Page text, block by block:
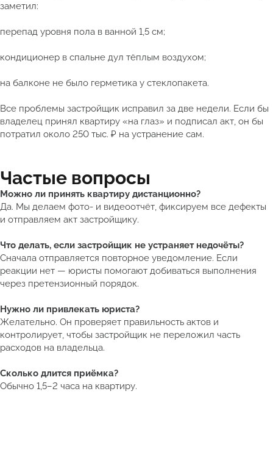
заметил:
перепад уровня пола в ванной 1,5 см;
кондиционер в спальне дул тёплым воздухом;
на балконе не было герметика у стеклопакета.
Все проблемы застройщик исправил за две недели. Если бы
владелец принял квартиру «на глаз» и подписал акт, он бы
потратил около 250 тыс. ₽ на устранение сам.
Частые вопросы
Можно ли принять квартиру дистанционно?
Да. Мы делаем фото- и видеоотчёт, фиксируем все дефекты
и отправляем акт застройщику.
Что делать, если застройщик не устраняет недочёты?
Сначала отправляется повторное уведомление. Если
реакции нет — юристы помогают добиваться выполнения
через претензионный порядок.
Нужно ли привлекать юриста?
Желательно. Он проверяет правильность актов и
контролирует, чтобы застройщик не переложил часть
расходов на владельца.
Сколько длится приёмка?
Обычно 1,5–2 часа на квартиру.